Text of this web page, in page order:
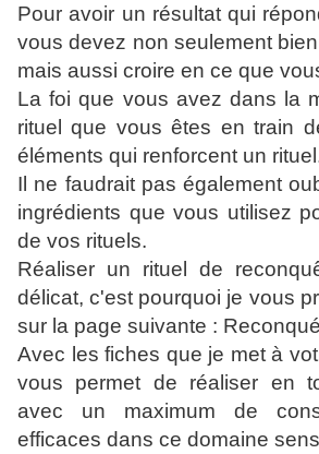
Pour avoir un résultat qui
vous devez non seulement
mais aussi croire en ce que
La foi que vous avez dans la
rituel que vous êtes en train
éléments qui renforcent un
Il ne faudrait pas également
ingrédients que vous utilisez
de vos rituels.
Réaliser un rituel de
délicat, c'est pourquoi je vous
sur la page suivante :
Avec les fiches que je met à
vous permet de réaliser en
avec un maximum de
efficaces dans ce domaine